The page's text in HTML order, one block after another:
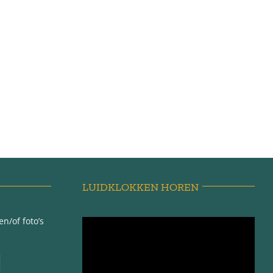
of foto’s
LUIDKLOKKEN HOREN